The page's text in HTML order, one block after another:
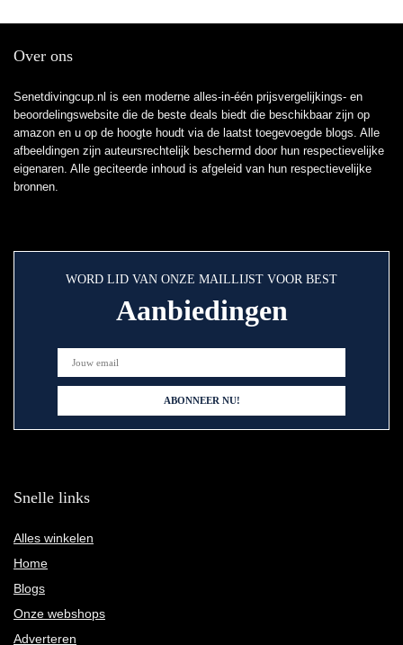
Over ons
Senetdivingcup.nl is een moderne alles-in-één prijsvergelijkings- en
beoordelingswebsite die de beste deals biedt die beschikbaar zijn op
amazon en u op de hoogte houdt via de laatst toegevoegde blogs. Alle
afbeeldingen zijn auteursrechtelijk beschermd door hun respectievelijke
eigenaren. Alle geciteerde inhoud is afgeleid van hun respectievelijke
bronnen.
WORD LID VAN ONZE MAILLIJST VOOR BEST
Aanbiedingen
Snelle links
Alles winkelen
Home
Blogs
Onze webshops
Adverteren